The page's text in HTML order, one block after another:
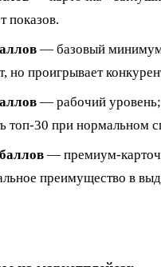
показов.
— базовый
но проигрывает
— рабочий
топ-30 при нормальном
— премиум-
преимущество в